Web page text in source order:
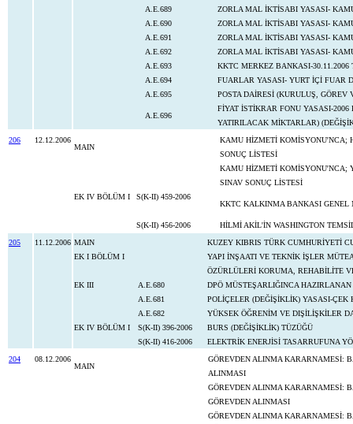
A.E.689
ZORLA MAL İKTİSABI YASASI-
A.E.690
ZORLA MAL İKTİSABI YASASI-
A.E.691
ZORLA MAL İKTİSABI YASASI-
A.E.692
ZORLA MAL İKTİSABI YASASI-
A.E.693
KKTC MERKEZ BANKASI-
A.E.694
FUARLAR YASASI- YURT İÇİ FUAR
A.E.695
POSTA DAİRESİ (KURULUŞ, GÖREV
A.E.696
FİYAT İSTİKRAR FONU YASASI-
YATIRILACAK MİKTARLAR)
206
12.12.2006
MAIN
KAMU HİZMETİ KOMİSYONU'NCA;
SONUÇ LİSTESİ
KAMU HİZMETİ KOMİSYONU'NCA;
SINAV SONUÇ LİSTESİ
EK IV BÖLÜM I
S(K-II) 459-2006
KKTC KALKINMA BANKASI GENEL
S(K-II) 456-2006
HİLMİ AKİL'İN WASHINGTON
205
11.12.2006 MAIN
KUZEY KIBRIS TÜRK CUMHURİYETİ
EK I BÖLÜM I
YAPI İNŞAATI VE TEKNİK İŞLER
ÖZÜRLÜLERİ KORUMA, REHABİLİTE
EK III
A.E.680
DPÖ MÜSTEŞARLIĞINCA
A.E.681
POLİÇELER (DEĞİŞİKLİK) YASASI-
A.E.682
YÜKSEK ÖĞRENİM VE DIŞİLİŞKİLER
EK IV BÖLÜM I
S(K-II) 396-2006
BURS (DEĞİŞİKLİK) TÜZÜĞÜ
S(K-II) 416-2006
ELEKTRİK ENERJİSİ TASARRUFUNA
204
08.12.2006
MAIN
GÖREVDEN ALINMA KARARNAMESİ:
ALINMASI
GÖREVDEN ALINMA KARARNAMESİ:
GÖREVDEN ALINMASI
GÖREVDEN ALINMA KARARNAMESİ: